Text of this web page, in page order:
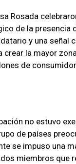
Rosada
de la presencia
y una señal
crear la mayor
de
no estuvo
de países
se impuso una
miembros que